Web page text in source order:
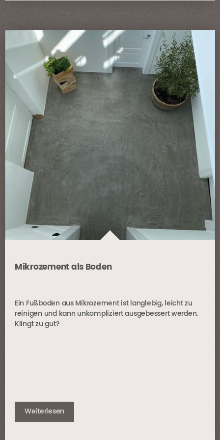
Mikrozement als Boden
Ein Fußboden aus Mikrozement ist langlebig, leicht zu
reinigen und kann unkompliziert ausgebessert werden.
Klingt zu gut?
Weiterlesen